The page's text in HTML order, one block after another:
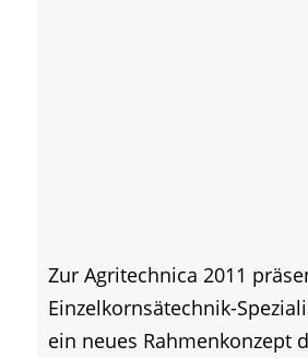
Zur Agritechnica 2011
Einzelkornsätechnik-
ein neues Rahmenkonzept